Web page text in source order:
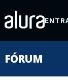
FÓRUM